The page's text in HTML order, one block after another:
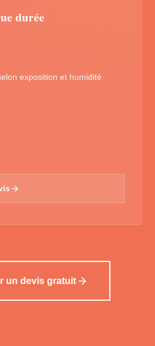
durée
exposition et humidité
un devis gratuit